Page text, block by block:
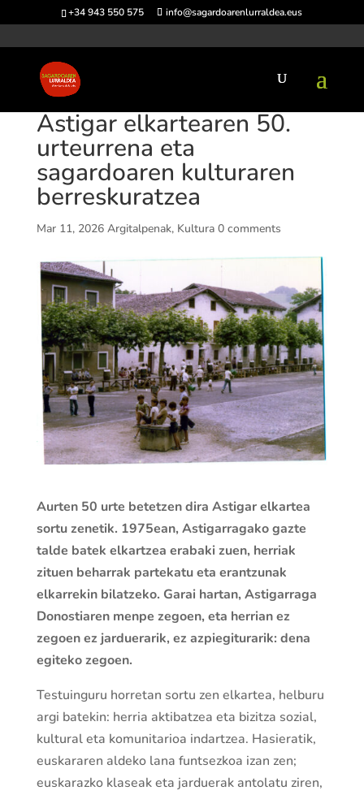
+34 943 550 575 info@sagardoarenlurraldea.eus
Astigar elkartearen 50.
urteurrena eta
sagardoaren kulturaren
berreskuratzea
Mar 11, 2026 Argitalpenak, Kultura 0 comments
Aurten 50 urte betetzen dira Astigar elkartea
sortu zenetik. 1975ean, Astigarragako gazte
talde batek elkartzea erabaki zuen, herriak
zituen beharrak partekatu eta erantzunak
elkarrekin bilatzeko. Garai hartan, Astigarraga
Donostiaren menpe zegoen, eta herrian ez
zegoen ez jarduerarik, ez azpiegiturarik: dena
egiteko zegoen.
Testuinguru horretan sortu zen elkartea, helburu
argi batekin: herria aktibatzea eta bizitza sozial,
kultural eta komunitarioa indartzea. Hasieratik,
euskararen aldeko lana funtsezkoa izan zen;
euskarazko klaseak eta jarduerak antolatu ziren,